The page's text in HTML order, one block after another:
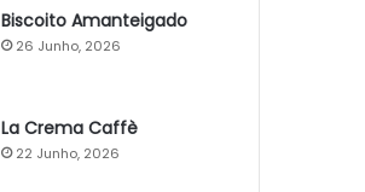
Biscoito Amanteigado
26 Junho, 2026
La Crema Caffè
22 Junho, 2026